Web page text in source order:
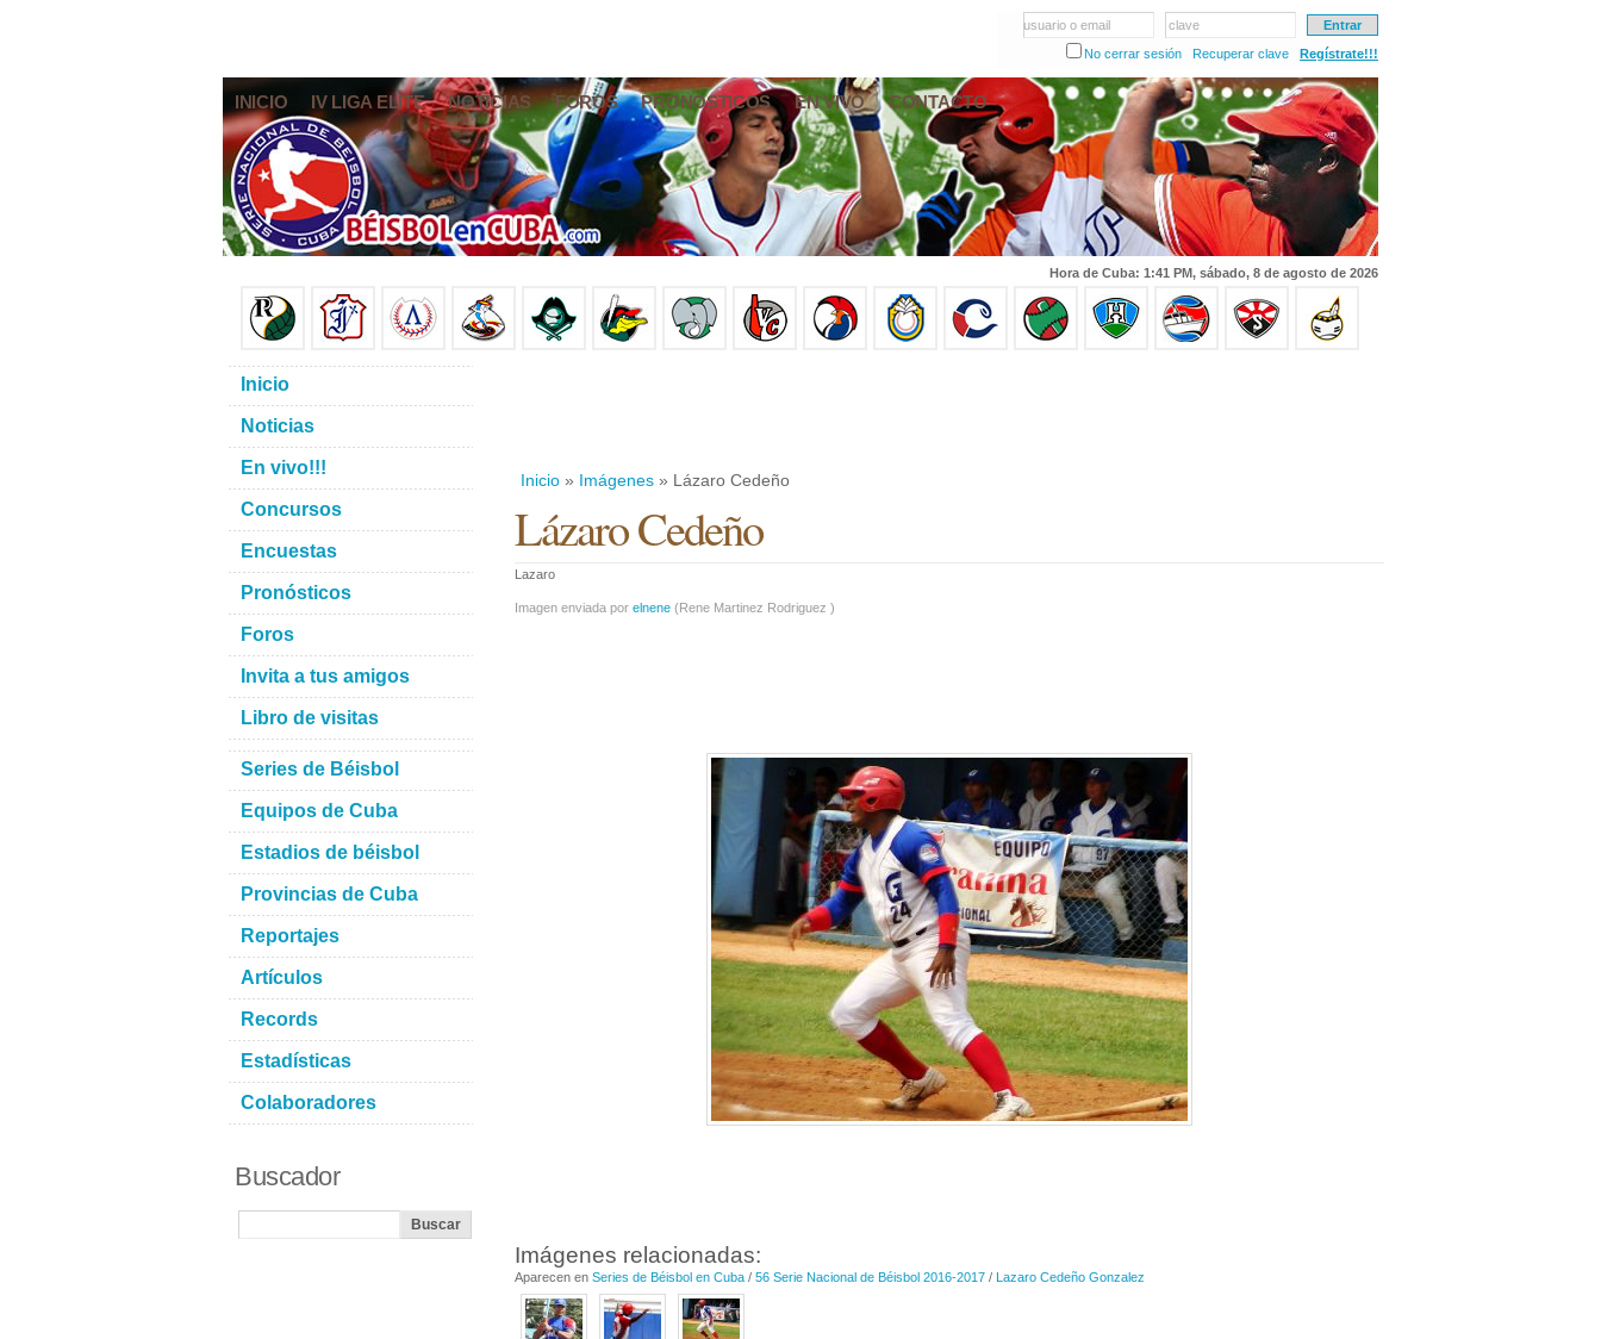
usuario o email
clave
No cerrar sesión
Recuperar clave Regístrate!!!
INICIO IV LIGA ELITE NOTICIAS FOROS PRONÓSTICOS EN VIVO CONTACTO
Hora de Cuba: 1:41 PM, sábado, 8 de agosto de 2026
Inicio » Imágenes » Lázaro Cedeño
Lázaro Cedeño
Lazaro
Imagen enviada por elnene (Rene Martinez Rodriguez )
Imágenes relacionadas:
Aparecen en Series de Béisbol en Cuba / 56 Serie Nacional de Béisbol 2016-2017 / Lazaro Cedeño Gonzalez
Inicio
Noticias
En vivo!!!
Concursos
Encuestas
Pronósticos
Foros
Invita a tus amigos
Libro de visitas
Series de Béisbol
Equipos de Cuba
Estadios de béisbol
Provincias de Cuba
Reportajes
Artículos
Records
Estadísticas
Colaboradores
Buscador